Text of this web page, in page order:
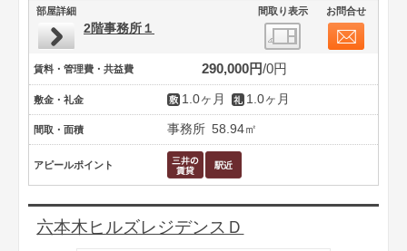
部屋詳細 間取り表示 お問合せ
2階事務所１
賃料・管理費・共益費 290,000円 0円
敷金・礼金 1.0ヶ月 1.0ヶ月
間取・面積 事務所 58.94㎡
アピールポイント
六本木ヒルズレジデンスＤ